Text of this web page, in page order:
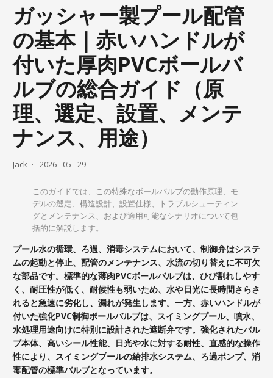
ガッシャー製プール配管
の基本｜赤いハンドルが
付いた厚肉PVCボールバ
ルブの総合ガイド（原
理、選定、設置、メンテ
ナンス、用途）
Jack 2026 - 05 - 29
このガイドでは、この特殊なボールバルブの動作原理、モ
デルの選定、構造設計、設置仕様、トラブルシューティン
グとメンテナンス、および適用可能なシナリオについて包
括的に解説します。
プール水の循環、ろ過、消毒システムにおいて、制御弁はシステ
ムの起動と停止、配管のメンテナンス、水流の切り替えに不可欠
な部品です。標準的な薄肉PVCボールバルブは、ひび割れしやす
く、耐圧性が低く、耐候性も弱いため、水や日光に長時間さらさ
れると急速に劣化し、漏れが発生します。一方、赤いハンドルが
付いた強化PVC制御ボールバルブは、スイミングプール、噴水、
水処理用途向けに特別に設計された遮断弁です。強化されたバル
ブ本体、高いシール性能、日光や水に対する耐性、直感的な操作
性により、スイミングプールの給排水システム、ろ過ポンプ、消
毒配管の標準バルブとなっています。